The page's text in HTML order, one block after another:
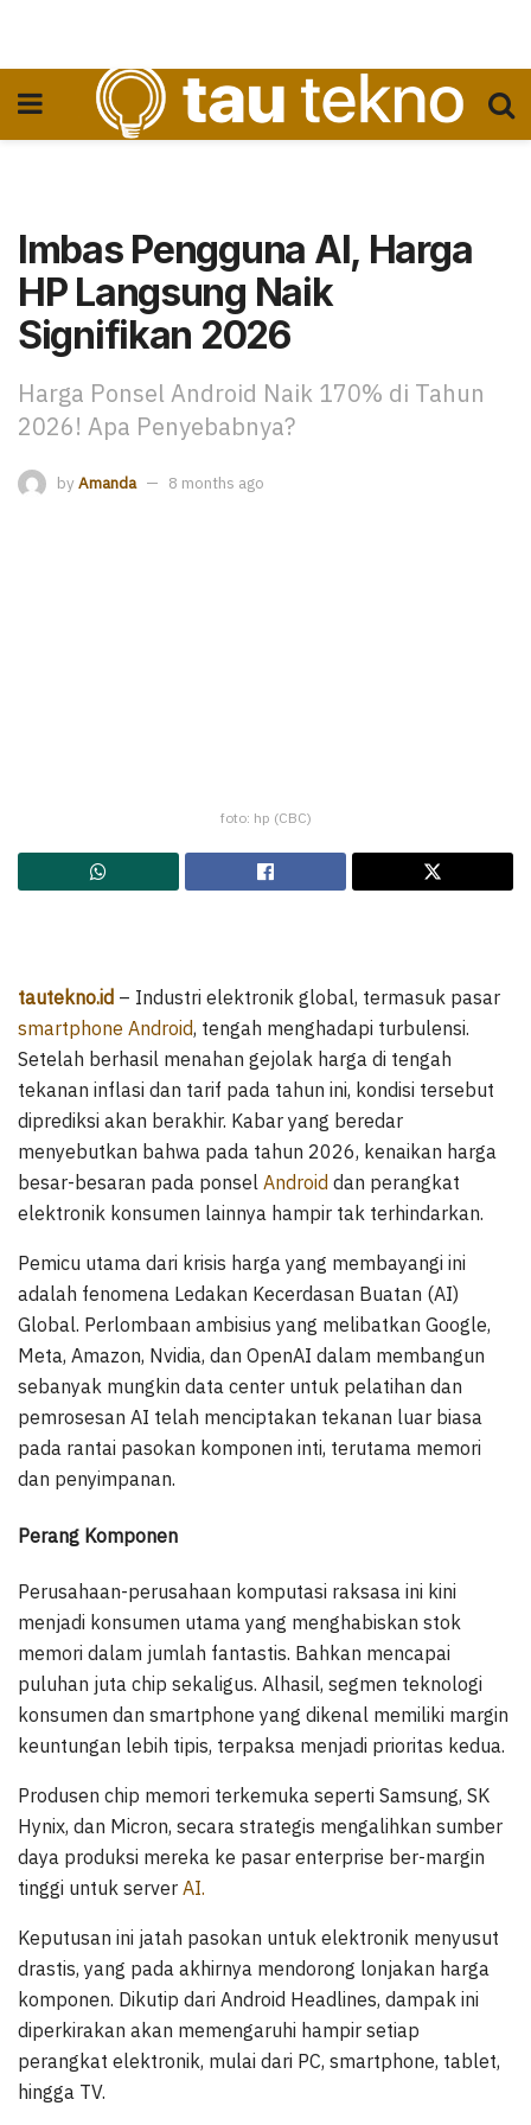
Imbas Pengguna AI, Harga
HP Langsung Naik
Signifikan 2026
Harga Ponsel Android Naik 170% di Tahun
2026! Apa Penyebabnya?
by Amanda 8 months ago
foto: hp (CBC)
tautekno.id – Industri elektronik global, termasuk pasar
smartphone Android, tengah menghadapi turbulensi.
Setelah berhasil menahan gejolak harga di tengah
tekanan inflasi dan tarif pada tahun ini, kondisi tersebut
diprediksi akan berakhir. Kabar yang beredar
menyebutkan bahwa pada tahun 2026, kenaikan harga
besar-besaran pada ponsel Android dan perangkat
elektronik konsumen lainnya hampir tak terhindarkan.
Pemicu utama dari krisis harga yang membayangi ini
adalah fenomena Ledakan Kecerdasan Buatan (AI)
Global. Perlombaan ambisius yang melibatkan Google,
Meta, Amazon, Nvidia, dan OpenAI dalam membangun
sebanyak mungkin data center untuk pelatihan dan
pemrosesan AI telah menciptakan tekanan luar biasa
pada rantai pasokan komponen inti, terutama memori
dan penyimpanan.
Perang Komponen
Perusahaan-perusahaan komputasi raksasa ini kini
menjadi konsumen utama yang menghabiskan stok
memori dalam jumlah fantastis. Bahkan mencapai
puluhan juta chip sekaligus. Alhasil, segmen teknologi
konsumen dan smartphone yang dikenal memiliki margin
keuntungan lebih tipis, terpaksa menjadi prioritas kedua.
Produsen chip memori terkemuka seperti Samsung, SK
Hynix, dan Micron, secara strategis mengalihkan sumber
daya produksi mereka ke pasar enterprise ber-margin
tinggi untuk server AI.
Keputusan ini jatah pasokan untuk elektronik menyusut
drastis, yang pada akhirnya mendorong lonjakan harga
komponen. Dikutip dari Android Headlines, dampak ini
diperkirakan akan memengaruhi hampir setiap
perangkat elektronik, mulai dari PC, smartphone, tablet,
hingga TV.